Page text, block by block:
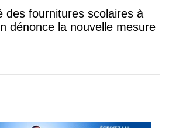
des fournitures scolaires à
dénonce la nouvelle mesure